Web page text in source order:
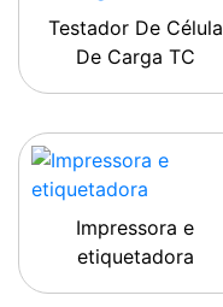
Testador De Célula
De Carga TC
Impressora e
etiquetadora